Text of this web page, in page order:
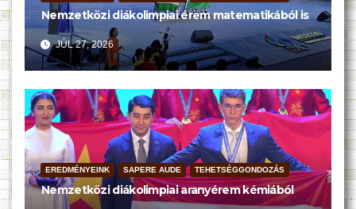
Nemzetközi diákolimpiai érem matematikából is
JÚL 27, 2026
EREDMÉNYEINK SAPERE AUDE TEHETSÉGGONDOZÁS
Nemzetközi diákolimpiai aranyérem kémiából